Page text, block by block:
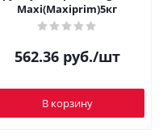
Maxi(Maxiprim)5кг
562.36руб./шт
В корзину